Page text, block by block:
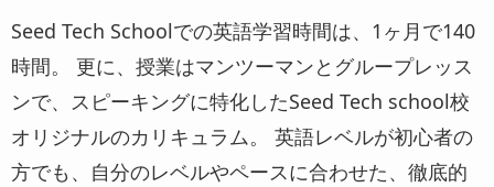
Seed Tech Schoolでの英語学習時間は、1ヶ月で140
時間。 更に、授業はマンツーマンとグループレッス
ンで、スピーキングに特化したSeed Tech school校
オリジナルのカリキュラム。 英語レベルが初心者の
方でも、自分のレベルやペースに合わせた、徹底的